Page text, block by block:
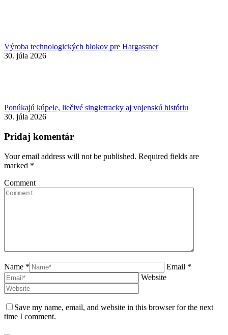
Výroba technologických blokov pre Hargassner
30. júla 2026
Ponúkajú kúpele, liečivé singletracky aj vojenskú históriu
30. júla 2026
Pridaj komentár
Your email address will not be published. Required fields are
marked *
Comment
Name *
Email *
Website
Save my name, email, and website in this browser for the next
time I comment.